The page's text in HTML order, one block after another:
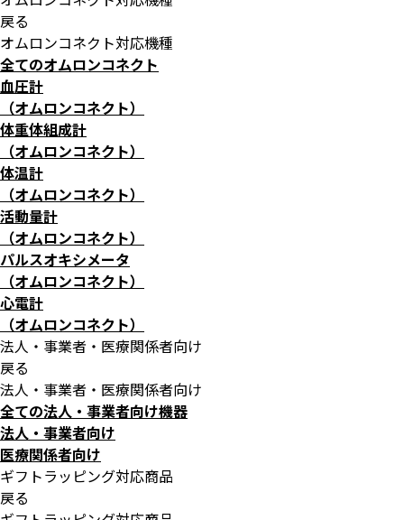
戻る
オムロンコネクト対応機種
全てのオムロンコネクト
血圧計
（オムロンコネクト）
体重体組成計
（オムロンコネクト）
体温計
（オムロンコネクト）
活動量計
（オムロンコネクト）
パルスオキシメータ
（オムロンコネクト）
心電計
（オムロンコネクト）
法人・事業者・医療関係者向け
戻る
法人・事業者・医療関係者向け
全ての法人・事業者向け機器
法人・事業者向け
医療関係者向け
ギフトラッピング対応商品
戻る